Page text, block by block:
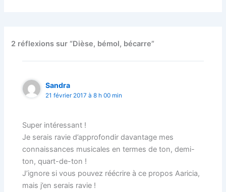
2 réflexions sur “Dièse, bémol, bécarre”
Sandra
21 février 2017 à 8 h 00 min
Super intéressant !
Je serais ravie d’approfondir davantage mes
connaissances musicales en termes de ton, demi-
ton, quart-de-ton !
J’ignore si vous pouvez réécrire à ce propos Aaricia,
mais j’en serais ravie !